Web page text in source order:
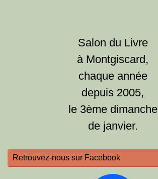
Salon du Livre
à Montgiscard,
chaque année
depuis 2005,
le 3ème dimanche
de janvier.
Retrouvez-nous sur Facebook